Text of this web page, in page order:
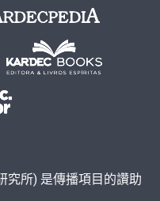
究所) 是傳播項目的讚助